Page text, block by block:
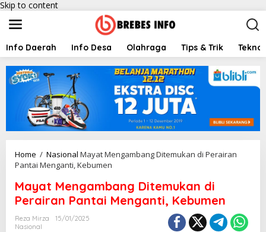
Skip to content
Info Daerah Info Desa Olahraga Tips & Trik
Home / Nasional Mayat Mengambang Ditemukan di Perairan
Pantai Menganti, Kebumen
Mayat Mengambang Ditemukan di
Perairan Pantai Menganti, Kebumen
Reza Mirza
15/01/2025
Nasional